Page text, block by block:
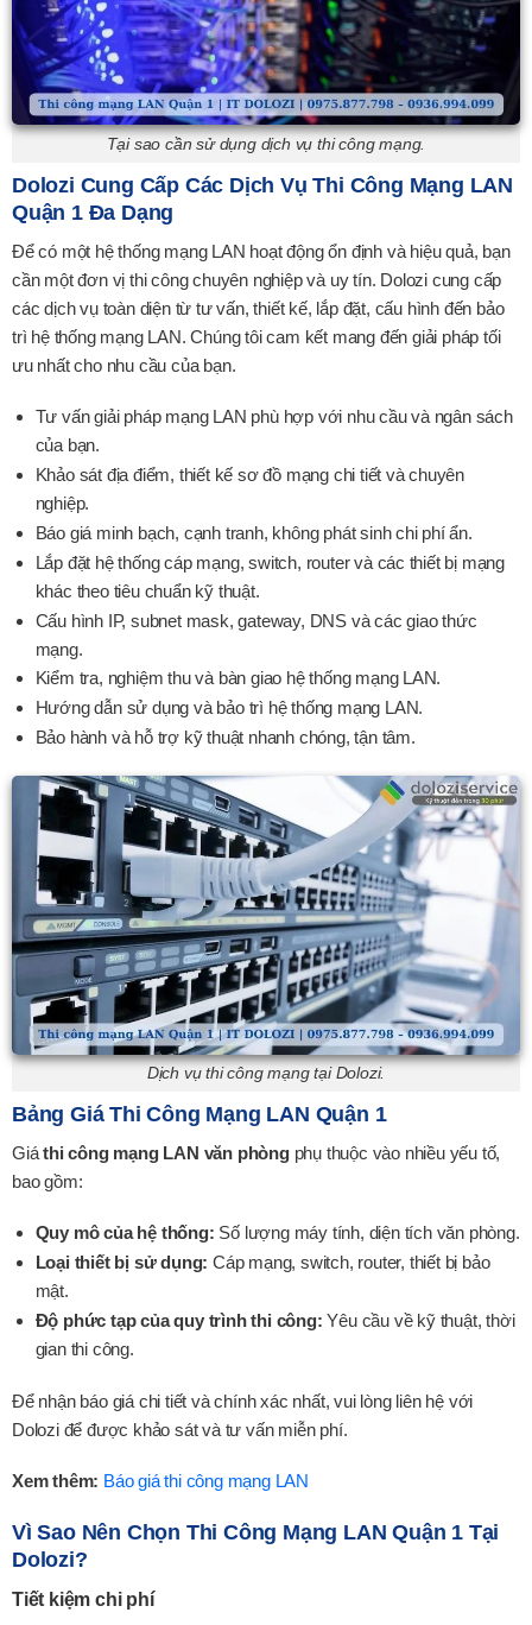
Tại sao cần sử dụng dịch vụ thi công mạng.
Dolozi Cung Cấp Các Dịch Vụ Thi Công Mạng LAN
Quận 1 Đa Dạng
Để có một hệ thống mạng LAN hoạt động ổn định và hiệu quả, bạn
cần một đơn vị thi công chuyên nghiệp và uy tín. Dolozi cung cấp
các dịch vụ toàn diện từ tư vấn, thiết kế, lắp đặt, cấu hình đến bảo
trì hệ thống mạng LAN. Chúng tôi cam kết mang đến giải pháp tối
ưu nhất cho nhu cầu của bạn.
Tư vấn giải pháp mạng LAN phù hợp với nhu cầu và ngân sách
của bạn.
Khảo sát địa điểm, thiết kế sơ đồ mạng chi tiết và chuyên
nghiệp.
Báo giá minh bạch, cạnh tranh, không phát sinh chi phí ẩn.
Lắp đặt hệ thống cáp mạng, switch, router và các thiết bị mạng
khác theo tiêu chuẩn kỹ thuật.
Cấu hình IP, subnet mask, gateway, DNS và các giao thức
mạng.
Kiểm tra, nghiệm thu và bàn giao hệ thống mạng LAN.
Hướng dẫn sử dụng và bảo trì hệ thống mạng LAN.
Bảo hành và hỗ trợ kỹ thuật nhanh chóng, tận tâm.
Dịch vụ thi công mạng tại Dolozi.
Bảng Giá Thi Công Mạng LAN Quận 1
Giáthi công mạng LAN văn phòngphụ thuộc vào nhiều yếu tố,
bao gồm:
Quy mô của hệ thống: Số lượng máy tính, diện tích văn phòng.
Loại thiết bị sử dụng: Cáp mạng, switch, router, thiết bị bảo
mật.
Độ phức tạp của quy trình thi công: Yêu cầu về kỹ thuật, thời
gian thi công.
Để nhận báo giá chi tiết và chính xác nhất, vui lòng liên hệ với
Dolozi để được khảo sát và tư vấn miễn phí.
Xem thêm: Báo giá thi công mạng LAN
Vì Sao Nên Chọn Thi Công Mạng LAN Quận 1 Tại
Dolozi?
Tiết kiệm chi phí